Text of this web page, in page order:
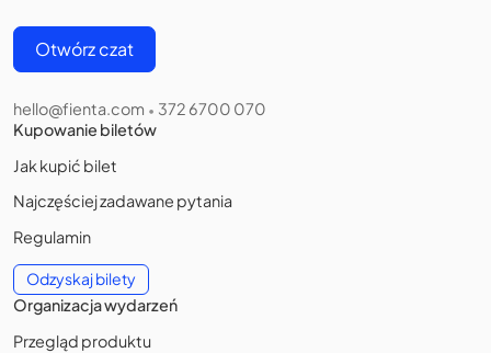
Otwórz czat
hello@fienta.com • 372 6700 070
Kupowanie biletów
Jak kupić bilet
Najczęściej zadawane pytania
Regulamin
Odzyskaj bilety
Organizacja wydarzeń
Przegląd produktu